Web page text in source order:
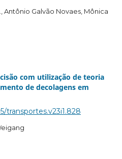
Antônio Galvão Novaes, Mônica
com utilização de teoria
de decolagens em
transportes.v23i1.828